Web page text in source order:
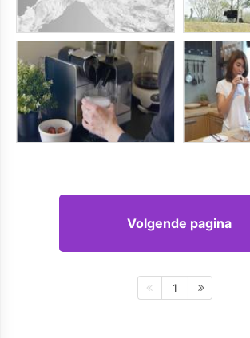
Volgende pagina
1